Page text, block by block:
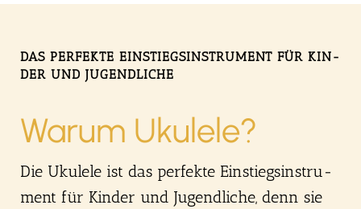
DAS PER­FEK­TE EIN­STIEGS­IN­STRU­MENT FÜR KIN­
DER UND JUGEND­LI­CHE
War­um Uku­le­le?
Die Uku­le­le ist das per­fek­te Ein­stiegs­in­stru­
ment für Kin­der und Jugend­li­che, denn sie